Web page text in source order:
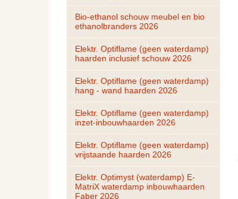
Bio-ethanol schouw meubel en bio
ethanolbranders 2026
Elektr. Optiflame (geen waterdamp)
haarden inclusief schouw 2026
Elektr. Optiflame (geen waterdamp)
hang - wand haarden 2026
Elektr. Optiflame (geen waterdamp)
inzet-inbouwhaarden 2026
Elektr. Optiflame (geen waterdamp)
vrijstaande haarden 2026
Elektr. Optimyst (waterdamp) E-
MatriX waterdamp inbouwhaarden
Faber 2026